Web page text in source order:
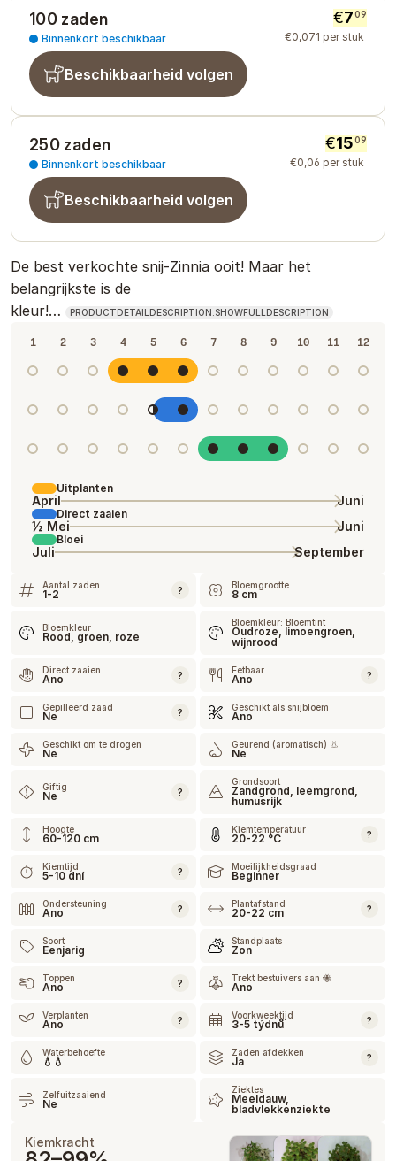
100 zaden
Binnenkort beschikbaar
€709
€0,071 per stuk
Beschikbaarheid volgen
250 zaden
Binnenkort beschikbaar
€1509
€0,06 per stuk
Beschikbaarheid volgen
De best verkochte snij-Zinnia ooit! Maar het
belangrijkste is de
kleur!…
PRODUCTDETAILDESCRIPTION.SHOWFULLDESCRIPTION
1 2 3 4 5 6 7 8 9 10 11 12
Uitplanten
April Juni
Direct zaaien
½ Mei Juni
Bloei
Juli September
Aantal zaden
1-2 ? Bloemgrootte
8 cm
Bloemkleur
Rood, groen, roze
Bloemkleur: Bloemtint
Oudroze, limoengroen,
wijnrood
Direct zaaien
Ano ? Eetbaar
Ano ?
Gepilleerd zaad
Ne ? Geschikt als snijbloem
Ano
Geschikt om te drogen
Ne
Geurend (aromatisch) 👃
Ne
Giftig
Ne ?
Grondsoort
Zandgrond, leemgrond,
humusrijk
Hoogte
60-120 cm
Kiemtemperatuur
20-22 °C ?
Kiemtijd
5-10 dní ? Moeilijkheidsgraad
Beginner
Ondersteuning
Ano ? Plantafstand
20-22 cm ?
Soort
Eenjarig
Standplaats
Zon
Toppen
Ano ? Trekt bestuivers aan 🐝
Ano
Verplanten
Ano ? Voorkweektijd
3-5 týdnů ?
Waterbehoefte
💧💧
Zaden afdekken
Ja ?
Zelfuitzaaiend
Ne
Ziektes
Meeldauw,
bladvlekkenziekte
Kiemkracht